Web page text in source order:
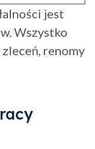
jest
Wszystko
renomy